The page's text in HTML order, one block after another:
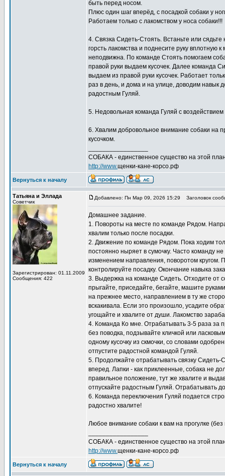
быть перед носом.
Плюс один шаг вперёд, с посадкой собаки у
Работаем только с лакомством у носа собаки!!!
4. Связка Сидеть-Стоять. Встаньте или
горсть лакомства и поднесите руку вплотную
неподвижна. По команде Стоять помогаем
правой руки выдаем кусочек. Далее команда
выдаем из правой руки кусочек. Работает
раз в день, и дома и на улице, доводим навык
радостным Гуляй.
5. Недовольная команда Гуляй с воздействием
6. Хвалим добровольное внимание собаки на
кусочком.
СОБАКА - единственное существо на этой
http://www.щенки-кане-корсо.рф
Вернуться к началу
Татьяна и Эллада
Советчик
Зарегистрирован: 01.11.2009
Сообщения: 422
Добавлено: Пн Мар 09, 2026 15:29 Заголовок
Домашнее задание.
1. Повороты на месте по команде Рядом.
хвалим только после посадки.
2. Движение по команде Рядом. Пока ходим
постоянно ныряет в сумочку. Часто команду
изменением направления, поворотом кругом.
контролируйте посадку. Окончание навыка
3. Выдержка на команде Сидеть. Отходите от
прыгайте, приседайте, бегайте, машите
на прежнее место, направлением в ту же
вскакивала. Если это произошло, усадите
угощайте и хвалите от души. Лакомство
4. Команда Ко мне. Отрабатывать 3-5 раза за
без поводка, подзывайте кличкой или
одному кусочку из скмочки, со словами
отпустите радостной командой Гуляй.
5. Продолжайте отрабатывать связку Сидеть-
вперед. Лапки - как приклеенные, собака не
правильное положение, тут же хвалите и
отпускайте радостным Гуляй. Отрабатывать
6. Команда переключения Гуляй подается
радостно хвалите!
Любое внимание собаки к вам на прогулке
СОБАКА - единственное существо на этой
http://www.щенки-кане-корсо.рф
Вернуться к началу